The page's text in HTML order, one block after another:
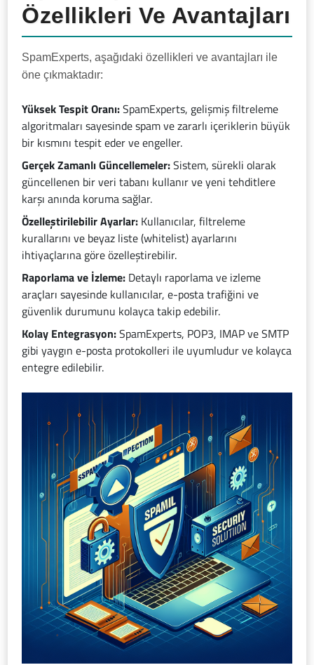
Özellikleri Ve Avantajları
SpamExperts, aşağıdaki özellikleri ve avantajları ile
öne çıkmaktadır:
Yüksek Tespit Oranı:SpamExperts, gelişmiş filtreleme
algoritmaları sayesinde spam ve zararlı içeriklerin büyük
bir kısmını tespit eder ve engeller.
Gerçek Zamanlı Güncellemeler:Sistem, sürekli olarak
güncellenen bir veri tabanı kullanır ve yeni tehditlere
karşı anında koruma sağlar.
Özelleştirilebilir Ayarlar: Kullanıcılar, filtreleme
kurallarını ve beyaz liste (whitelist) ayarlarını
ihtiyaçlarına göre özelleştirebilir.
Raporlama ve İzleme: Detaylı raporlama ve izleme
araçları sayesinde kullanıcılar, e-posta trafiğini ve
güvenlik durumunu kolayca takip edebilir.
Kolay Entegrasyon:SpamExperts, POP3, IMAP ve SMTP
gibi yaygın e-posta protokolleri ile uyumludur ve kolayca
entegre edilebilir.